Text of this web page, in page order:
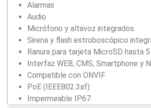
Alarmas
Audio
Micrófono y altavoz integrados
Sirena y flash estroboscópico
Ranura para tarjeta MicroSD hasta
Interfaz WEB, CMS, Smartphone y
Compatible con ONVIF
PoE (IEEE802.3af)
Impermeable IP67